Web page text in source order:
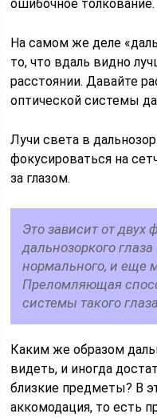
ошибочное толкование.
На самом же деле
то, что вдаль видно
расстоянии. Давайте
оптической системы
Лучи света в
фокусироваться на
за глазом.
Это зависит от двух
дальнозоркого
нормального, и еще
Преломляющая
системы такого
Каким же образом
видеть, и иногда
близкие предметы? В
аккомодация, то есть